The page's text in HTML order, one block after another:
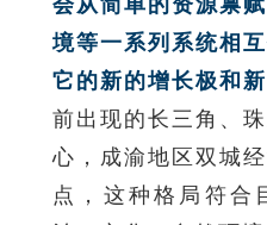
会从简单的资源禀
境等一系列系统相
它的新的增长极和
前出现的长三角、
心，成渝地区双城
点，这种格局符合